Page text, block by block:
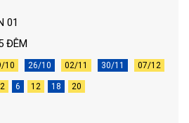
01
ĐÊM
10 26/10 02/11 30/11 07/12
2 6 12 18 20